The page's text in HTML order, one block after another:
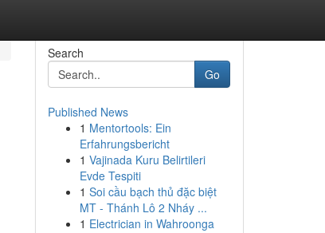
Search
Go
Published News
1 Mentortools: Ein
Erfahrungsbericht
1 Vajinada Kuru Belirtileri
Evde Tespiti
1 Soi cầu bạch thủ đặc biệt
MT - Thánh Lô 2 Nháy ...
1 Electrician in Wahroonga